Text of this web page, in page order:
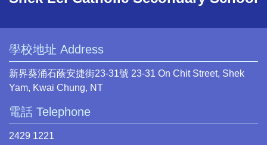
學校地址 Address
新界葵涌石蔭安捷街23-31號 23-31 On Chit Street, Shek
Yam, Kwai Chung, NT
電話 Telephone
2429 1221